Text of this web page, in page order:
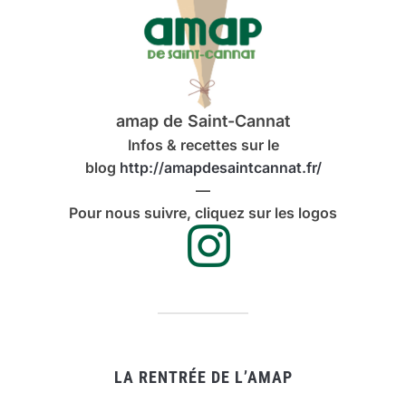
amap de Saint-Cannat
Infos & recettes sur le
blog http://amapdesaintcannat.fr/
—
Pour nous suivre, cliquez sur les logos
LA RENTRÉE DE L’AMAP